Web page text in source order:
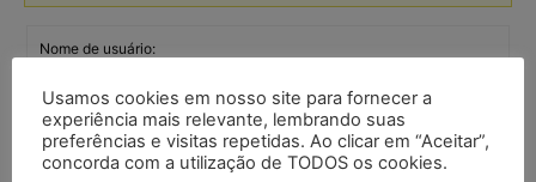
Nome de usuário:
Senha:
Usamos cookies em nosso site para fornecer a
experiência mais relevante, lembrando suas
preferências e visitas repetidas. Ao clicar em “Aceitar”,
concorda com a utilização de TODOS os cookies.